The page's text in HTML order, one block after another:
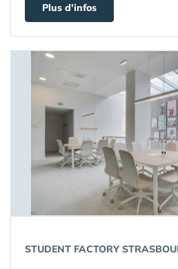
Plus d'infos
STUDENT FACTORY